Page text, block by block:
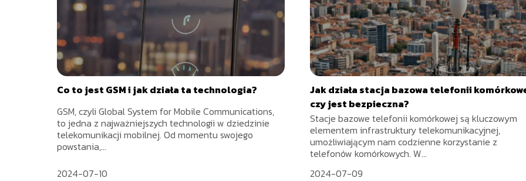
Co to jest GSM i jak działa ta technologia?
GSM, czyli Global System for Mobile Communications,
to jedna z najważniejszych technologii w dziedzinie
telekomunikacji mobilnej. Od momentu swojego
powstania,...
2024-07-10
Jak działa stacja bazowa telefonii
czy jest bezpieczna?
Stacje bazowe telefonii komórkowej są kluczowym
elementem infrastruktury telekomunikacyjnej,
umożliwiającym nam codzienne korzystanie z
telefonów komórkowych. W...
2024-07-09